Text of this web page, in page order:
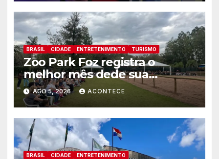
BRASIL CIDADE ENTRETENIMENTO TURISMO
Zoo Park Foz registra o
melhor mês dede sua
inauguração
AGO 5, 2026 ACONTECE
BRASIL CIDADE ENTRETENIMENTO